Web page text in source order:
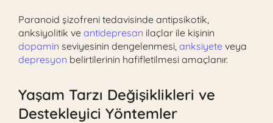
Paranoid şizofreni tedavisinde antipsikotik,
anksiyolitik ve antidepresan ilaçlar ile kişinin
dopamin seviyesinin dengelenmesi, anksiyete veya
depresyon belirtilerinin hafifletilmesi amaçlanır.
Yaşam Tarzı Değişiklikleri ve
Destekleyici Yöntemler